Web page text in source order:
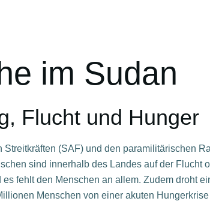
im Sudan
Flucht und Hunger
(SAF) und den paramilitärischen
sind innerhalb des Landes auf der Flucht
fehlt den Menschen an allem. Zudem droht
Menschen von einer akuten